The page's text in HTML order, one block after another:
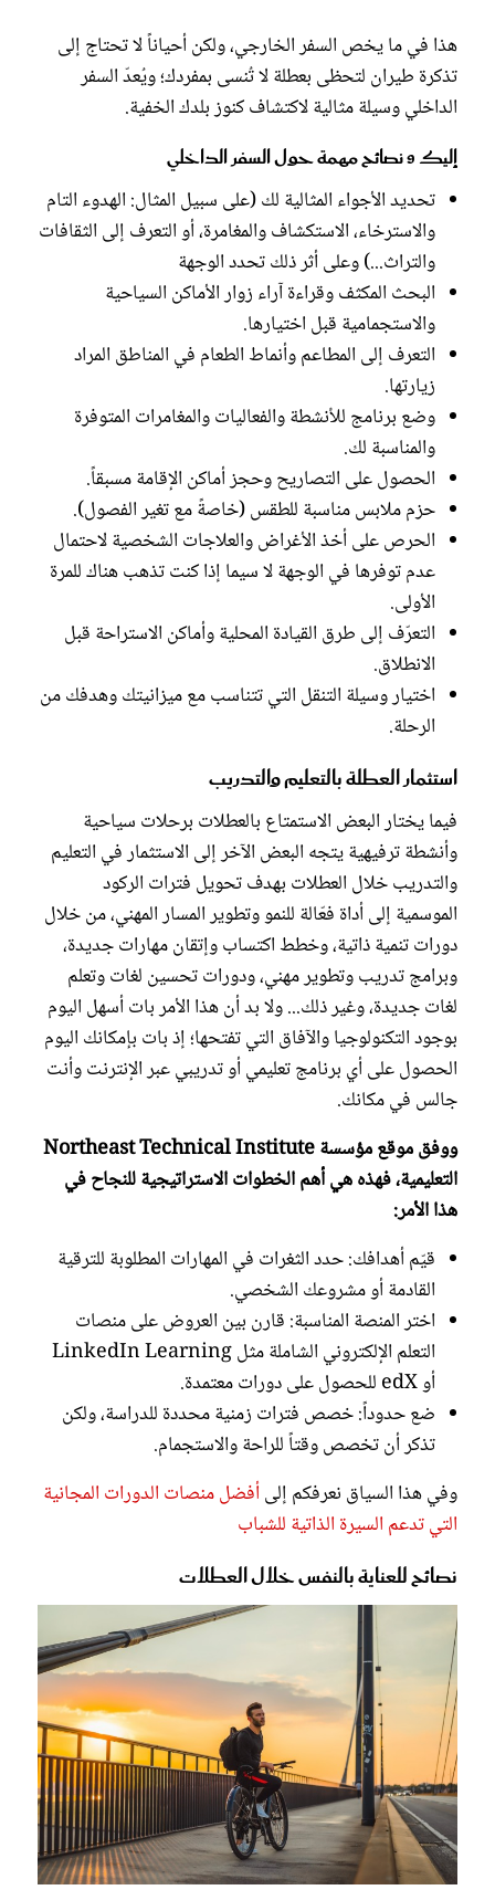
هذا في ما يخص السفر الخارجي، ولكن أحياناً لا تحتاج إلى
تذكرة طيران لتحظى بعطلة لا تُنسى بمفردك؛ ويُعدّ السفر
الداخلي وسيلة مثالية لاكتشاف كنوز بلدك الخفية.
إليك 9 نصائح مهمة حول السفر الداخلي
تحديد الأجواء المثالية لك (على سبيل المثال: الهدوء التام
والاسترخاء، الاستكشاف والمغامرة، أو التعرف إلى الثقافات
والتراث...) وعلى أثر ذلك تحدد الوجهة
البحث المكثف وقراءة آراء زوار الأماكن السياحية
والاستجمامية قبل اختيارها.
التعرف إلى المطاعم وأنماط الطعام في المناطق المراد
زيارتها.
وضع برنامج للأنشطة والفعاليات والمغامرات المتوفرة
والمناسبة لك.
الحصول على التصاريح وحجز أماكن الإقامة مسبقاً.
حزم ملابس مناسبة للطقس (خاصةً مع تغير الفصول).
الحرص على أخذ الأغراض والعلاجات الشخصية لاحتمال
عدم توفرها في الوجهة لا سيما إذا كنت تذهب هناك للمرة
الأولى.
التعرّف إلى طرق القيادة المحلية وأماكن الاستراحة قبل
الانطلاق.
اختيار وسيلة التنقل التي تتناسب مع ميزانيتك وهدفك من
الرحلة.
استثمار العطلة بالتعليم والتدريب
فيما يختار البعض الاستمتاع بالعطلات برحلات سياحية
وأنشطة ترفيهية يتجه البعض الآخر إلى الاستثمار في التعليم
والتدريب خلال العطلات بهدف تحويل فترات الركود
الموسمية إلى أداة فعّالة للنمو وتطوير المسار المهني، من خلال
دورات تنمية ذاتية، وخطط اكتساب وإتقان مهارات جديدة،
وبرامج تدريب وتطوير مهني، ودورات تحسين لغات وتعلم
لغات جديدة، وغير ذلك... ولا بد أن هذا الأمر بات أسهل اليوم
بوجود التكنولوجيا والآفاق التي تفتحها؛ إذ بات بإمكانك اليوم
الحصول على أي برنامج تعليمي أو تدريبي عبر الإنترنت وأنت
جالس في مكانك.
ووفق موقع مؤسسة Northeast Technical Institute
التعليمية، فهذه هي أهم الخطوات الاستراتيجية للنجاح في
هذا الأمر:
قيّم أهدافك: حدد الثغرات في المهارات المطلوبة للترقية
القادمة أو مشروعك الشخصي.
اختر المنصة المناسبة: قارن بين العروض على منصات
التعلم الإلكتروني الشاملة مثل LinkedIn Learning
أو edX للحصول على دورات معتمدة.
ضع حدوداً: خصص فترات زمنية محددة للدراسة، ولكن
تذكر أن تخصص وقتاً للراحة والاستجمام.
وفي هذا السياق نعرفكم إلىأفضل منصات الدورات المجانية
التي تدعم السيرة الذاتية للشباب
نصائح للعناية بالنفس خلال العطلات